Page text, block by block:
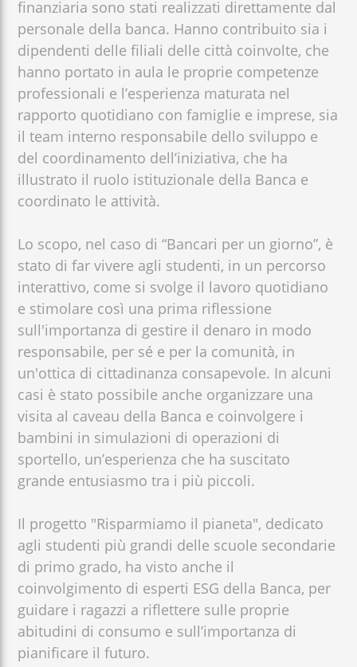
finanziaria sono stati realizzati direttamente dal
personale della banca. Hanno contribuito sia i
dipendenti delle filiali delle città coinvolte, che
hanno portato in aula le proprie competenze
professionali e l’esperienza maturata nel
rapporto quotidiano con famiglie e imprese, sia
il team interno responsabile dello sviluppo e
del coordinamento dell’iniziativa, che ha
illustrato il ruolo istituzionale della Banca e
coordinato le attività.
Lo scopo, nel caso di “Bancari per un giorno”, è
stato di far vivere agli studenti, in un percorso
interattivo, come si svolge il lavoro quotidiano
e stimolare così una prima riflessione
sull'importanza di gestire il denaro in modo
responsabile, per sé e per la comunità, in
un'ottica di cittadinanza consapevole. In alcuni
casi è stato possibile anche organizzare una
visita al caveau della Banca e coinvolgere i
bambini in simulazioni di operazioni di
sportello, un’esperienza che ha suscitato
grande entusiasmo tra i più piccoli.
Il progetto "Risparmiamo il pianeta", dedicato
agli studenti più grandi delle scuole secondarie
di primo grado, ha visto anche il
coinvolgimento di esperti ESG della Banca, per
guidare i ragazzi a riflettere sulle proprie
abitudini di consumo e sull’importanza di
pianificare il futuro.